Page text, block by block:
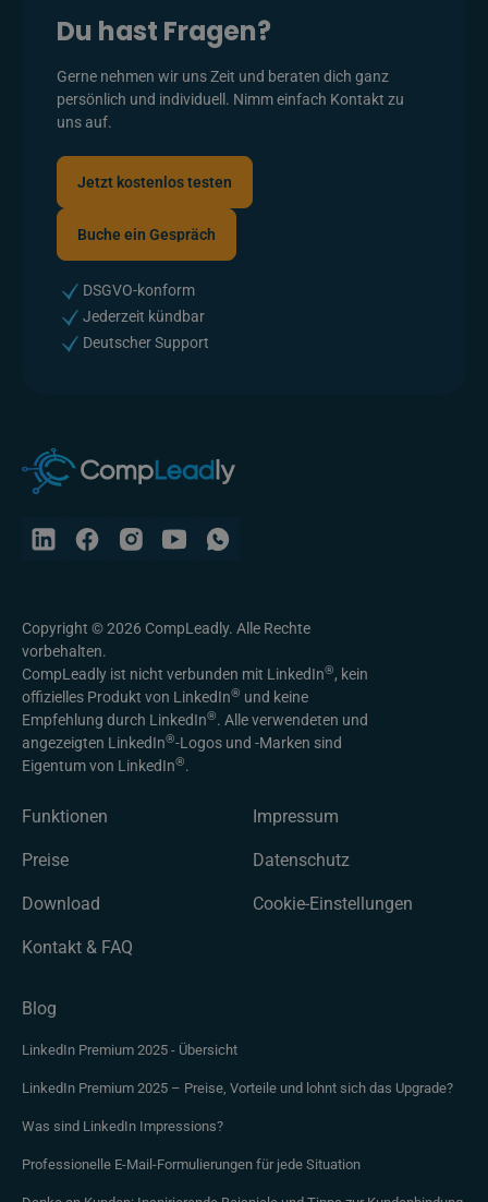
Du hast Fragen?
Gerne nehmen wir uns Zeit und beraten dich ganz
persönlich und individuell. Nimm einfach Kontakt zu
uns auf.
Jetzt kostenlos testen
Buche ein Gespräch
DSGVO-konform
Jederzeit kündbar
Deutscher Support
Copyright © 2026 CompLeadly. Alle Rechte
vorbehalten.
CompLeadly ist nicht verbunden mit LinkedIn®, kein
offizielles Produkt von LinkedIn® und keine
Empfehlung durch LinkedIn®. Alle verwendeten und
angezeigten LinkedIn®-Logos und -Marken sind
Eigentum von LinkedIn®.
Funktionen
Preise
Download
Kontakt & FAQ
Impressum
Datenschutz
Cookie-Einstellungen
Blog
LinkedIn Premium 2025 - Übersicht
LinkedIn Premium 2025 – Preise, Vorteile und lohnt sich das Upgrade?
Was sind LinkedIn Impressions?
Professionelle E-Mail-Formulierungen für jede Situation